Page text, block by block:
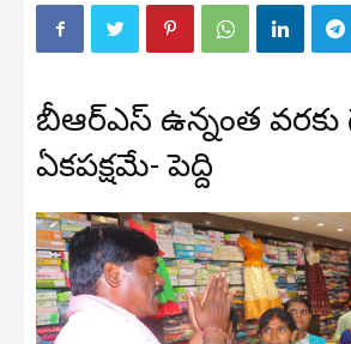
బీఆర్ఎస్ ఉన్నంత వరకు
ఏకపక్షమే- పెద్ది